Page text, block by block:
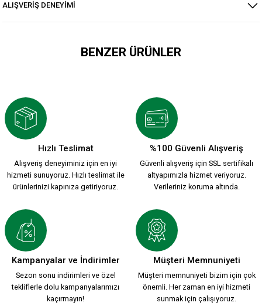
ALIŞVERİŞ DENEYİMİ
BENZER ÜRÜNLER
1.499,90 TL
HUMMEL 2026-2027 YENİ SEZON ÇUBUKLU FORMAMIZ
2.200,00 TL
HUMMEL 2026-2027 YENİ SEZON KARŞIYAKA KREM
2.200,00 TL
Hızlı Teslimat
Alışveriş deneyiminiz için en iyi
hizmeti sunuyoruz. Hızlı teslimat ile
ürünlerinizi kapınıza getiriyoruz.
%100 Güvenli Alışveriş
Güvenli alışveriş için SSL sertifikalı
altyapımızla hizmet veriyoruz.
Verileriniz koruma altında.
Kampanyalar ve İndirimler
Sezon sonu indirimleri ve özel
tekliflerle dolu kampanyalarımızı
kaçırmayın!
Müşteri Memnuniyeti
Müşteri memnuniyeti bizim için çok
önemli. Her zaman en iyi hizmeti
sunmak için çalışıyoruz.